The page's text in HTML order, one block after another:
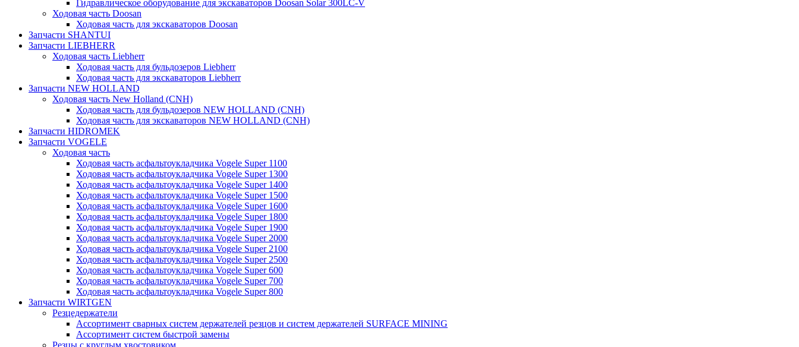
Гидравлическое оборудование для экскаваторов Doosan Solar 300LC-V
Ходовая часть Doosan
Ходовая часть для экскаваторов Doosan
Запчасти SHANTUI
Запчасти LIEBHERR
Ходовая часть Liebherr
Ходовая часть для бульдозеров Liebherr
Ходовая часть для экскаваторов Liebherr
Запчасти NEW HOLLAND
Ходовая часть New Holland (CNH)
Ходовая часть для бульдозеров NEW HOLLAND (CNH)
Ходовая часть для экскаваторов NEW HOLLAND (CNH)
Запчасти HIDROMEK
Запчасти VOGELE
Ходовая часть
Ходовая часть асфальтоукладчика Vogele Super 1100
Ходовая часть асфальтоукладчика Vogele Super 1300
Ходовая часть асфальтоукладчика Vogele Super 1400
Ходовая часть асфальтоукладчика Vogele Super 1500
Ходовая часть асфальтоукладчика Vogele Super 1600
Ходовая часть асфальтоукладчика Vogele Super 1800
Ходовая часть асфальтоукладчика Vogele Super 1900
Ходовая часть асфальтоукладчика Vogele Super 2000
Ходовая часть асфальтоукладчика Vogele Super 2100
Ходовая часть асфальтоукладчика Vogele Super 2500
Ходовая часть асфальтоукладчика Vogele Super 600
Ходовая часть асфальтоукладчика Vogele Super 700
Ходовая часть асфальтоукладчика Vogele Super 800
Запчасти WIRTGEN
Резцедержатели
Ассортимент сварных систем держателей резцов и систем держателей SURFACE MINING
Ассортимент систем быстрой замены
Резцы с круглым хвостовиком